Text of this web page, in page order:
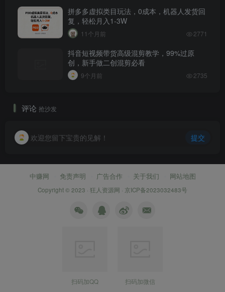
拼多多虚拟类目玩法，0成本，机器人发货回
复，轻松月入1-3W
11个月前 2771
抖音短视频带货高级混剪教学，99%过原
创，新手做二创混剪必看
9个月前 2735
评论 抢沙发
欢迎您留下宝贵的见解！ 提交
中赚网 免责声明 广告合作 关于我们 网站地图
Copyright © 2023 · 狂人资源网 · 京ICP备2023032483号
扫码加QQ 扫码加微信